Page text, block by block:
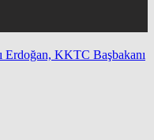
Erdoğan, KKTC Başbakanı